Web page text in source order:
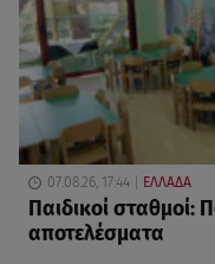
07.08.26, 17:44 ΕΛΛΑΔΑ
Παιδικοί σταθμοί:
αποτελέσματα